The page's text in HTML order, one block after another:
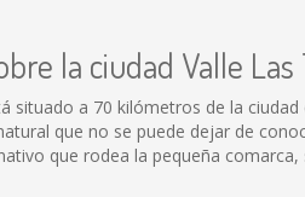
la ciudad Valle Las
situado a 70 kilómetros de la
que no se puede dejar de
que rodea la pequeña